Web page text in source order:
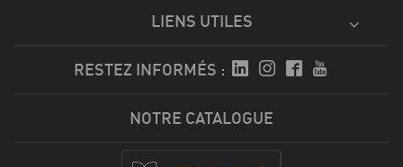
LIENS UTILES
RESTEZ INFORMÉS :
NOTRE CATALOGUE